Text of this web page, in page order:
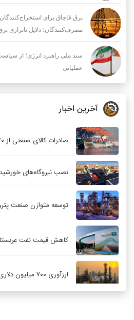
برق قاچاق برای
مصرف‌کنندگان؛ دلایل ناترازی برق
سند ملی راهبرد انرژی؛ از
عملیاتی
آخرین اخبار
صادرات کالای صنعتی از ۴۲۰ واحد تولیدی البرز
نصب نیروگاه‌های خورشیدی در ۳۰ مدرسه
توسعه متوازن صنعت
کاهش قیمت نفت
ارزآوری ۷۰۰ میلیون دلاری پتروشیمی بندر امام